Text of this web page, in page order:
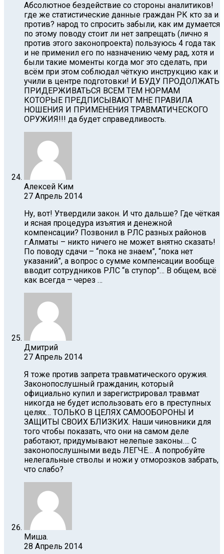
Абсолютное бездействие со стороны аналитиков!
где же статистические данные граждан РК кто за и
против? народ то спросить забыли, как им думается
по этому поводу стоит ли нет запрещать (лично я
против этого законопроекта) пользуюсь 4 года так
и не применил его по назначению чему рад, хотя и
были такие моменты когда мог это сделать, при
всём при этом соблюдал чёткую инструкцию как и
учили в центре подготовки! И БУДУ ПРОДОЛЖАТЬ
ПРИДЕРЖИВАТЬСЯ ВСЕМ ТЕМ НОРМАМ
КОТОРЫЕ ПРЕДПИСЫВАЮТ МНЕ ПРАВИЛА
НОШЕНИЯ И ПРИМЕНЕНИЯ ТРАВМАТИЧЕСКОГО
ОРУЖИЯ!!! да будет справедливость.
Алексей Ким
27 Апрель 2014
Ну, вот! Утвердили закон. И что дальше? Где чёткая
и ясная процедура изъятия и денежной
компенсации? Позвонил в РЛС разных районов
г.Алматы – никто ничего не может внятно сказать!
По поводу сдачи – “пока не знаем”, “пока нет
указаний”, а вопрос о сумме компенсации вообще
вводит сотрудников РЛС “в ступор”… В общем, всё
как всегда – через …
Дмитрий
27 Апрель 2014
Я тоже против запрета травматического оружия.
Законопослушный гражданин, который
официально купил и зарегистрировал травмат
никогда не будет использовать его в преступных
целях… ТОЛЬКО В ЦЕЛЯХ САМООБОРОНЫ И
ЗАЩИТЫ СВОИХ БЛИЗКИХ. Наши чиновники для
того чтобы показать, что они на самом деле
работают, придумывают нелепые законы…. С
законопослушными ведь ЛЕГЧЕ… А попробуйте
нелегальные стволы и ножи у отморозков забрать,
что слабо?
Миша.
28 Апрель 2014